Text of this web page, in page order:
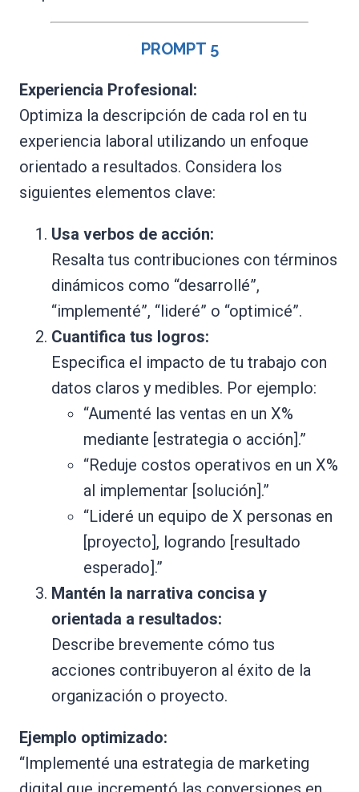
PROMPT 5
Experiencia Profesional:
Optimiza la descripción de cada rol en tu
experiencia laboral utilizando un enfoque
orientado a resultados. Considera los
siguientes elementos clave:
Usa verbos de acción:
Resalta tus contribuciones con términos
dinámicos como “desarrollé”,
“implementé”, “lideré” o “optimicé”.
Cuantifica tus logros:
Especifica el impacto de tu trabajo con
datos claros y medibles. Por ejemplo:
“Aumenté las ventas en un X%
mediante [estrategia o acción].”
“Reduje costos operativos en un X%
al implementar [solución].”
“Lideré un equipo de X personas en
[proyecto], logrando [resultado
esperado].”
Mantén la narrativa concisa y
orientada a resultados:
Describe brevemente cómo tus
acciones contribuyeron al éxito de la
organización o proyecto.
Ejemplo optimizado:
“Implementé una estrategia de marketing